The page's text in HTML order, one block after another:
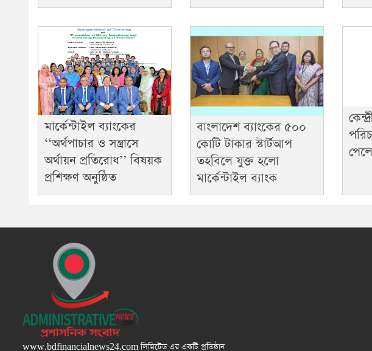
মার্কেন্টাইল ব্যাংকের
‘‘অর্থপাচার ও সন্ত্রাসে
অর্থায়ন প্রতিরোধ’’ বিষয়ক
প্রশিক্ষণ অনুষ্ঠিত
বাংলাদেশ ব্যাংকের ৫০০
কোটি টাকার স্টার্টআপ
তহবিলে যুক্ত হলো
মার্কেন্টাইল ব্যাংক
www.bdfinancialnews24.comলিমিটেড এর একটি প্রতিষ্ঠান